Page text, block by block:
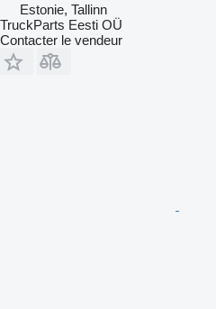
Estonie, Tallinn
TruckParts Eesti OÜ
Contacter le vendeur